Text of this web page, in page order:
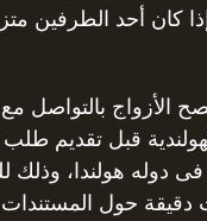
كان أحد الطرفين
الأزواج بالتواصل
قبل تقديم طلب
فى دوله هولندا، وذلك
حول المستندات